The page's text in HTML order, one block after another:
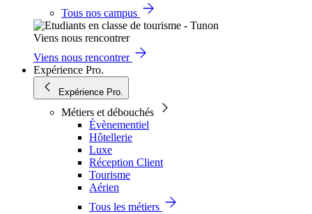
Tous nos campus
Viens nous rencontrer
Viens nous rencontrer
Expérience Pro.
Expérience Pro.
Métiers et débouchés
Évènementiel
Hôtellerie
Luxe
Réception Client
Tourisme
Aérien
Tous les métiers